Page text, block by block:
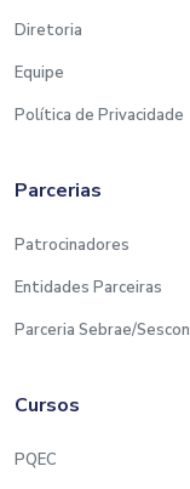
Diretoria
Equipe
Política de Privacidade
Parcerias
Patrocinadores
Entidades Parceiras
Parceria Sebrae/Sescon
Cursos
PQEC